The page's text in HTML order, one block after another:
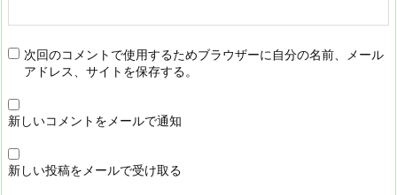
次回のコメントで使用するためブラウザーに自分の名前、メール
アドレス、サイトを保存する。
新しいコメントをメールで通知
新しい投稿をメールで受け取る